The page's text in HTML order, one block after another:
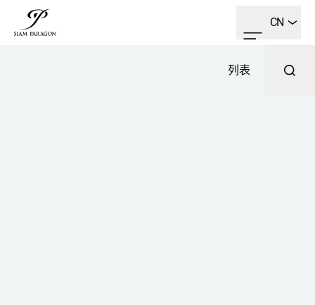
CN
列表